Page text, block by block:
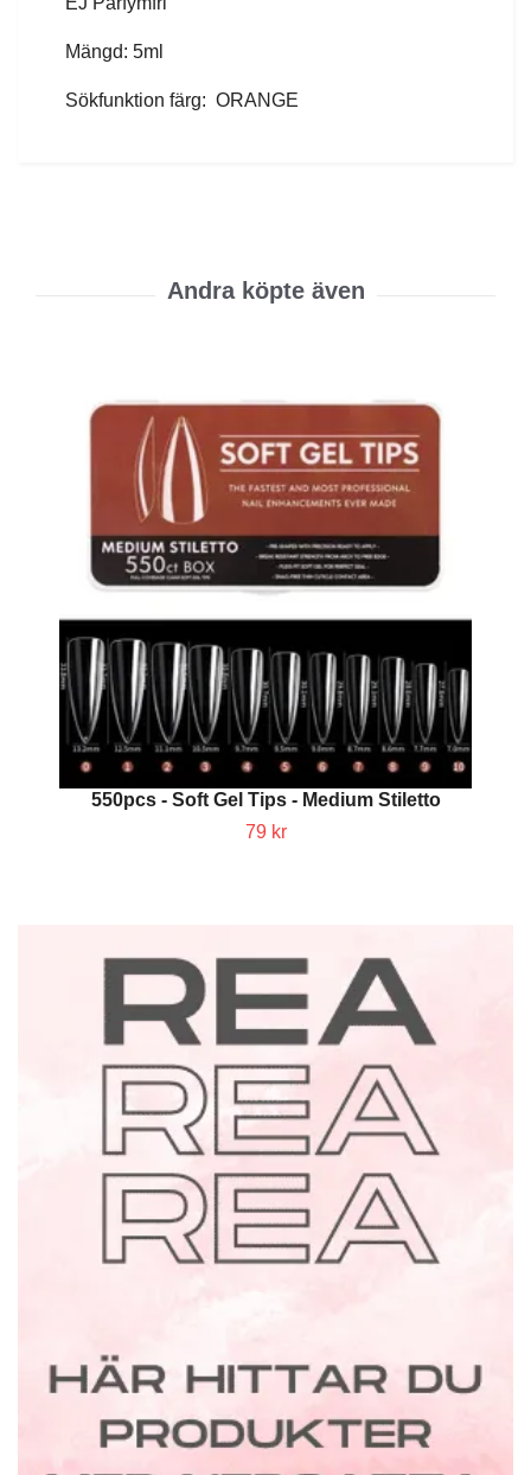
Mängd: 5ml
Sökfunktion färg: ORANGE
550pcs - Soft Gel Tips - Medium Stiletto
79 kr